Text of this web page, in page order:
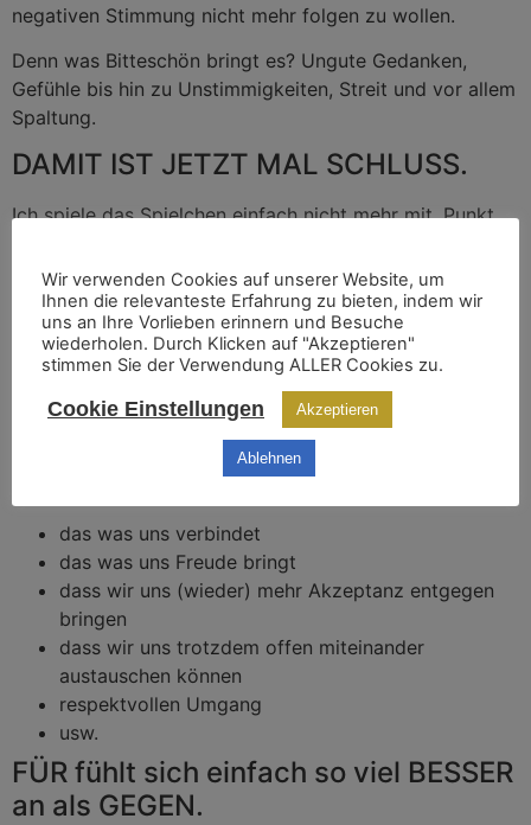
negativen Stimmung nicht mehr folgen zu wollen.
Denn was Bitteschön bringt es? Ungute Gedanken,
Gefühle bis hin zu Unstimmigkeiten, Streit und vor allem
Spaltung.
DAMIT IST JETZT MAL SCHLUSS.
Ich spiele das Spielchen einfach nicht mehr mit. Punkt.
„FOCUS ON WHAT YOU WANT.“
Nicht mehr gegen etwas zu sein, sondern für etwas zu
das was uns verbindet
das was uns Freude bringt
dass wir uns (wieder) mehr Akzeptanz entgegen
bringen
dass wir uns trotzdem offen miteinander
austauschen können
respektvollen Umgang
usw.
FÜR fühlt sich einfach so viel BESSER
an als GEGEN.
Wir verwenden Cookies auf unserer Website, um
Ihnen die relevanteste Erfahrung zu bieten, indem wir
uns an Ihre Vorlieben erinnern und Besuche
wiederholen. Durch Klicken auf "Akzeptieren"
stimmen Sie der Verwendung ALLER Cookies zu.
Cookie Einstellungen Akzeptieren
Ablehnen